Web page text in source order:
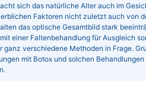
sich das natürliche Alter auch im
Faktoren nicht zuletzt auch von
das optische Gesamtbild stark
einer Faltenbehandlung für Ausgleich
ganz verschiedene Methoden in Frage.
mit Botox und solchen Behandlungen